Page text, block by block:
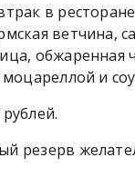
в ресторане
ветчина,
обжаренная
и
резерв